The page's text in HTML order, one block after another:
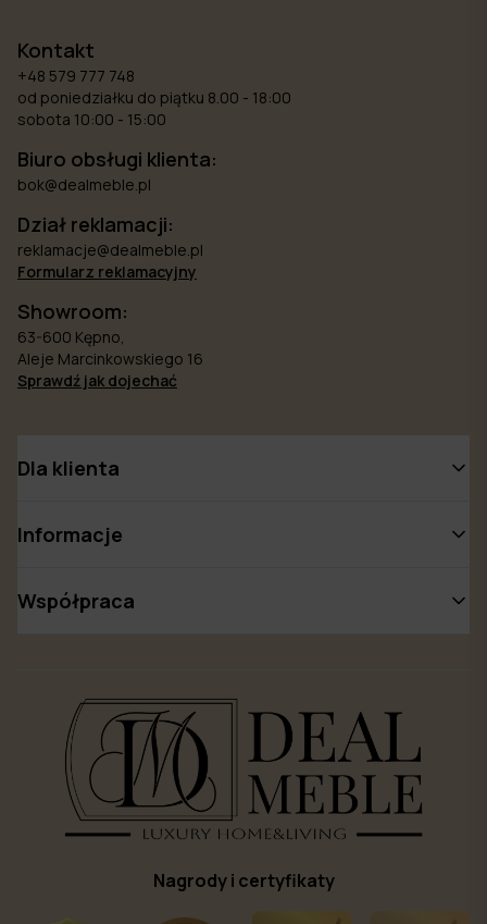
Kontakt
+48 579 777 748
od poniedziałku do piątku 8.00 - 18:00
sobota 10:00 - 15:00
Biuro obsługi klienta:
bok@dealmeble.pl
Dział reklamacji:
reklamacje@dealmeble.pl
Formularz reklamacyjny
Showroom:
63-600 Kępno,
Aleje Marcinkowskiego 16
Sprawdź jak dojechać
Dla klienta
Informacje
Współpraca
Nagrody i certyfikaty